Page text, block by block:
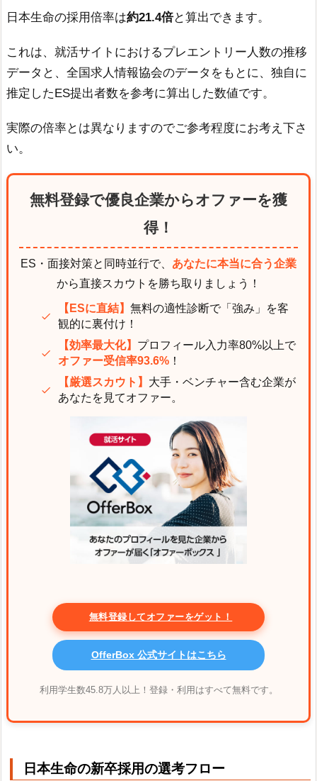
日本生命の採用倍率は約21.4倍と算出できます。
これは、就活サイトにおけるプレエントリー人数の推移
データと、全国求人情報協会のデータをもとに、独自に
推定したES提出者数を参考に算出した数値です。
実際の倍率とは異なりますのでご参考程度にお考え下さ
い。
無料登録で優良企業からオファーを獲
得！
ES・面接対策と同時並行で、 あなたに本当に合う企業
から直接スカウトを勝ち取りましょう！
【ESに直結】 無料の適性診断で「強み」を客
観的に裏付け！
【効率最大化】 プロフィール入力率80%以上で
オファー受信率93.6% ！
【厳選スカウト】 大手・ベンチャー含む企業が
あなたを見てオファー。
無料登録してオファーをゲット！
OfferBox 公式サイトはこちら
利用学生数45.8万人以上！登録・利用はすべて無料です。
日本生命の新卒採用の選考フロー